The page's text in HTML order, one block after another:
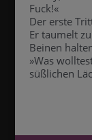
Fuck!«
Der erste
Er taumelt
Beinen
»Was
süßlichen